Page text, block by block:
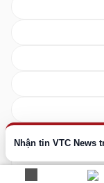
Nhận tin VTC News